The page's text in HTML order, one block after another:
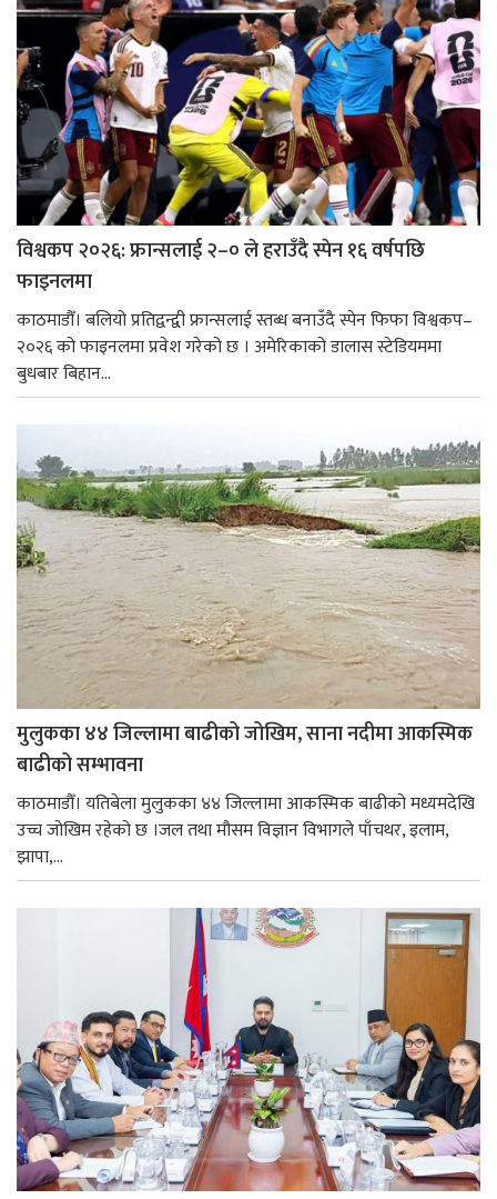
विश्वकप २०२६: फ्रान्सलाई २–० ले हराउँदै स्पेन १६ वर्षपछि
फाइनलमा
काठमाडौँ। बलियो प्रतिद्वन्द्वी फ्रान्सलाई स्तब्ध बनाउँदै स्पेन फिफा विश्वकप–
२०२६ को फाइनलमा प्रवेश गरेको छ । अमेरिकाको डालास स्टेडियममा
बुधबार बिहान...
मुलुकका ४४ जिल्लामा बाढीको जोखिम, साना नदीमा आकस्मिक
बाढीको सम्भावना
काठमाडौँ। यतिबेला मुलुकका ४४ जिल्लामा आकस्मिक बाढीको मध्यमदेखि
उच्च जोखिम रहेको छ ।जल तथा मौसम विज्ञान विभागले पाँचथर, इलाम,
झापा,...